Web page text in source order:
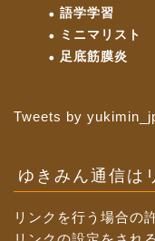
語学学習
ミニマリスト
足底筋膜炎
Tweets by
ゆきみん通信は
リンクを行う場合の